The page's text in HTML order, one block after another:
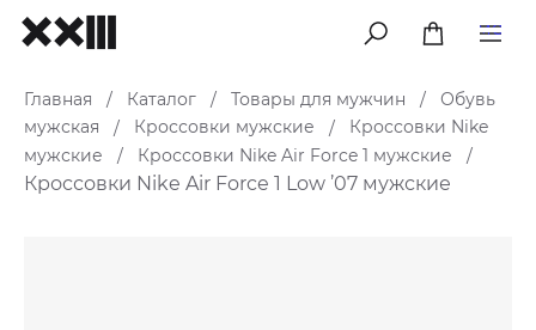
меню
Главная / Каталог / Товары для мужчин /
Обувь
мужская
/ Кроссовки мужские /
Кроссовки Nike
мужские
/ Кроссовки Nike Air Force 1 мужские /
Кроссовки Nike Air Force 1 Low ’07 мужские